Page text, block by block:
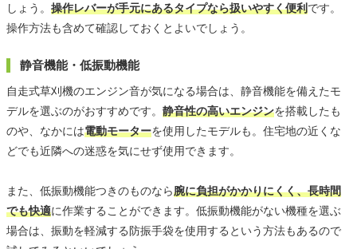
しょう。 操作レバーが手元にあるタイプなら扱いやすく便利です。
操作方法も含めて確認しておくとよいでしょう。
静音機能・低振動機能
自走式草刈機のエンジン音が気になる場合は、静音機能を備えたモ
デルを選ぶのがおすすめです。 静音性の高いエンジンを搭載したも
のや、なかには電動モーターを使用したモデルも。住宅地の近くな
どでも近隣への迷惑を気にせず使用できます。
また、低振動機能つきのものなら腕に負担がかかりにくく、長時間
でも快適に作業することができます。低振動機能がない機種を選ぶ
場合は、振動を軽減する防振手袋を使用するという方法もあるので